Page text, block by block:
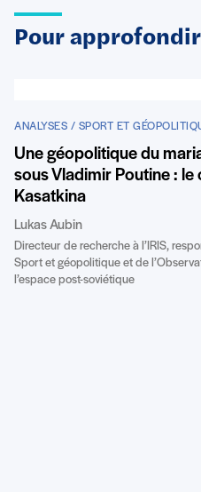
Pour approfondir
ANALYSES / SPORT ET
Une géopolitique du
sous Vladimir Poutine : le
Kasatkina
Lukas Aubin
Directeur de recherche à l’IRIS,
Sport et géopolitique et de
l’espace post-soviétique